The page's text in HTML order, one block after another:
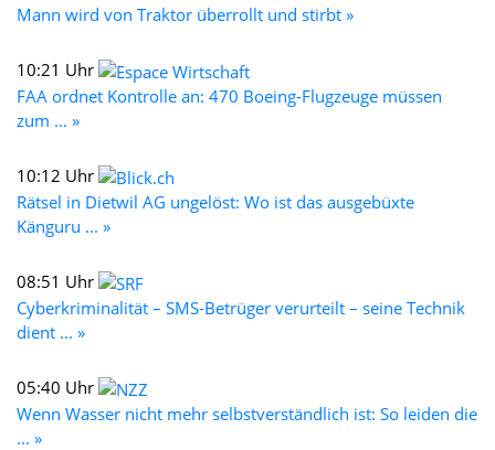
Mann wird von Traktor überrollt und stirbt »
10:21 Uhr
FAA ordnet Kontrolle an: 470 Boeing-Flugzeuge müssen
zum ... »
10:12 Uhr
Rätsel in Dietwil AG ungelöst: Wo ist das ausgebüxte
Känguru ... »
08:51 Uhr
Cyberkriminalität – SMS-Betrüger verurteilt – seine Technik
dient ... »
05:40 Uhr
Wenn Wasser nicht mehr selbstverständlich ist: So leiden die
... »